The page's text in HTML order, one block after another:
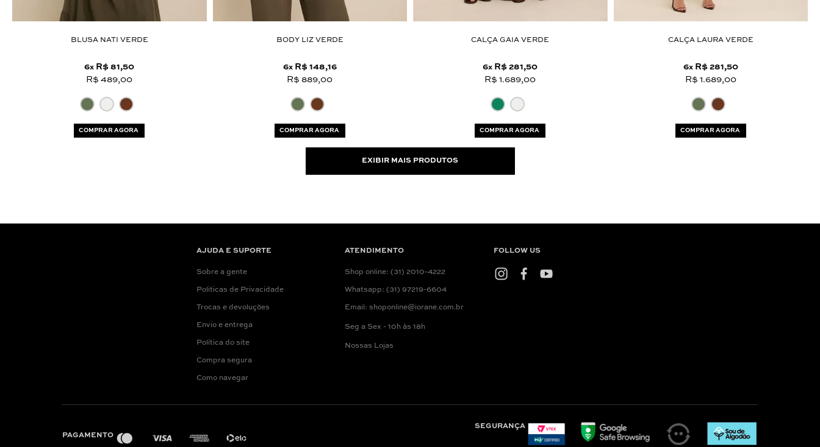
BLUSA NATI VERDE
6x R$ 81,50
R$ 489,00
COMPRAR AGORA
BODY LIZ VERDE
6x R$ 148,16
R$ 889,00
COMPRAR AGORA
CALÇA GAIA VERDE
6x R$ 281,50
R$ 1.689,00
COMPRAR AGORA
CALÇA LAURA VERDE
6x R$ 281,50
R$ 1.689,00
COMPRAR AGORA
EXIBIR MAIS PRODUTOS
AJUDA E SUPORTE
Sobre a gente
Politicas de Privacidade
Trocas e devoluções
Envio e entrega
Política do site
Compra segura
Como navegar
ATENDIMENTO
Shop online: (31) 2010-4222
Whatsapp: (31) 97219-6604
Email: shoponline@iorane.com.br
Seg a Sex - 10h às 18h
Nossas Lojas
FOLLOW US
PAGAMENTO
SEGURANÇA